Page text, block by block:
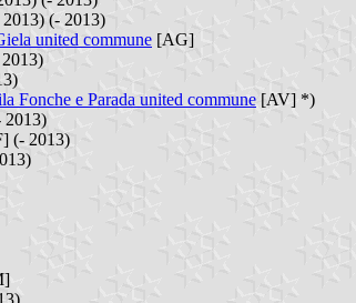
(- 2013)
united commune [AG]
Fonche e Parada united commune [AV] *)
2013)
(- 2013)